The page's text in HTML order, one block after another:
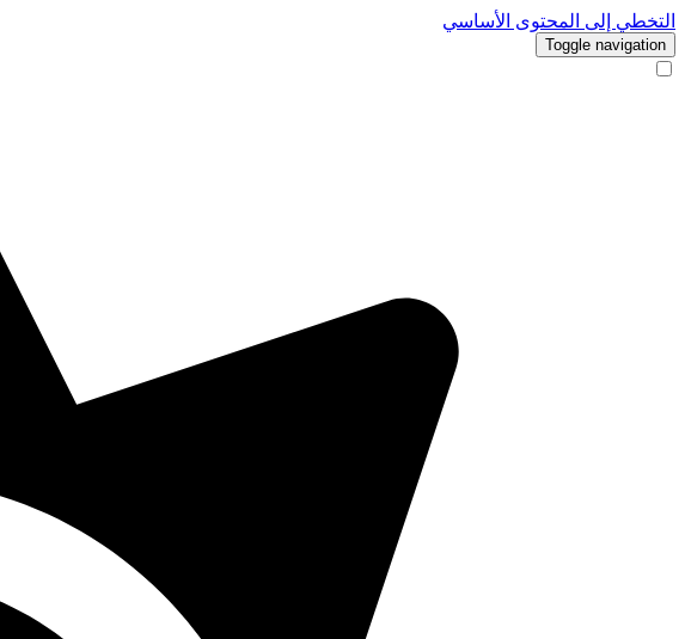
التخطي إلى المحتوى الأساسي
Toggle navigation